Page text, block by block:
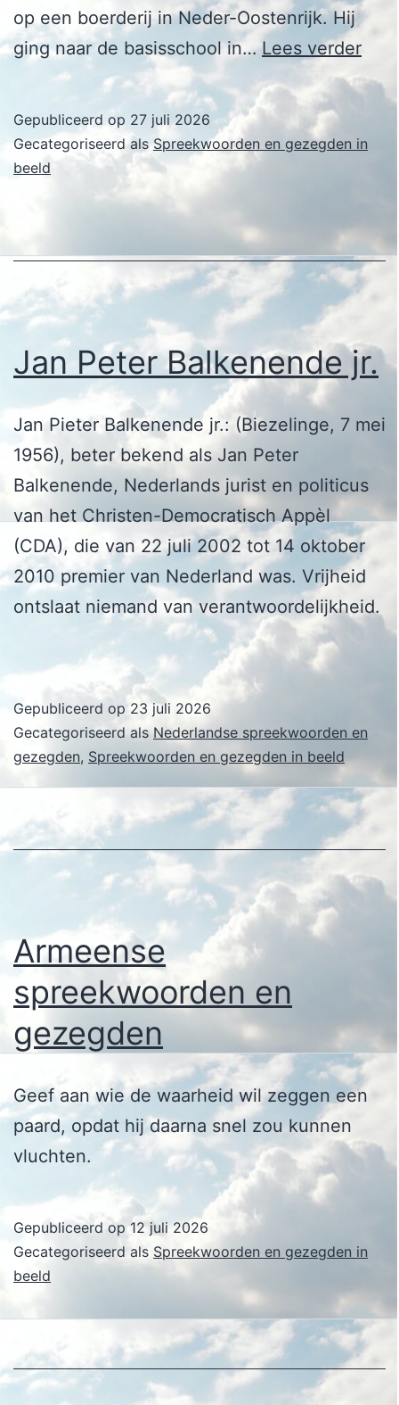
op een boerderij in Neder-Oostenrijk. Hij
ging naar de basisschool in…Lees verder
Gepubliceerd op 27 juli 2026
Gecategoriseerd alsSpreekwoorden en gezegden in
beeld
Jan Peter Balkenende jr.
Jan Pieter Balkenende jr.: (Biezelinge, 7 mei
1956), beter bekend als Jan Peter
Balkenende, Nederlands jurist en politicus
van het Christen-Democratisch Appèl
(CDA), die van 22 juli 2002 tot 14 oktober
2010 premier van Nederland was. Vrijheid
ontslaat niemand van verantwoordelijkheid.
Gepubliceerd op 23 juli 2026
Gecategoriseerd alsNederlandse spreekwoorden en
gezegden, Spreekwoorden en gezegden in beeld
Armeense
spreekwoorden en
gezegden
Geef aan wie de waarheid wil zeggen een
paard, opdat hij daarna snel zou kunnen
vluchten.
Gepubliceerd op12 juli 2026
Gecategoriseerd als Spreekwoorden en gezegden in
beeld